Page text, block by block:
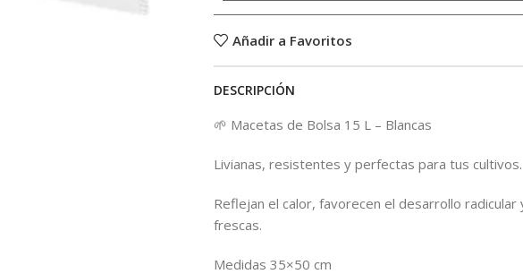
Añadir a Favoritos
DESCRIPCIÓN
🌱 Macetas de Bolsa 15 L – Blancas
Livianas, resistentes y perfectas para tus cultivos.
Reflejan el calor, favorecen el desarrollo
frescas.
Medidas 35×50 cm